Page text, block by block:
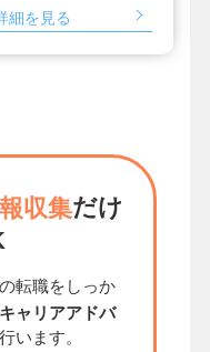
細を見る
収集だけ
転職をしっか
ャリアアドバ
います。